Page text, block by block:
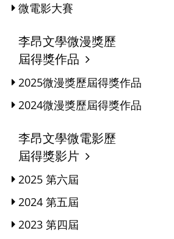
微電影大賽
李昂文學微漫獎歷
屆得獎作品
2025微漫獎歷屆得獎作品
2024微漫獎歷屆得獎作品
李昂文學微電影歷
屆得獎影片
2025 第六屆
2024 第五屆
2023 第四屆